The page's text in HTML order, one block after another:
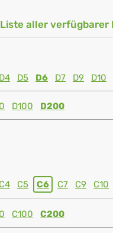
Liste aller verfügbarer
D4 D5 D6 D7 D9 D10
D100 D200
C4 C5 C6 C7 C9 C10
C100 C200